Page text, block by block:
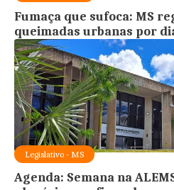
Fumaça que sufoca: MS
queimadas urbanas por
Legislativo - MS
Agenda: Semana na